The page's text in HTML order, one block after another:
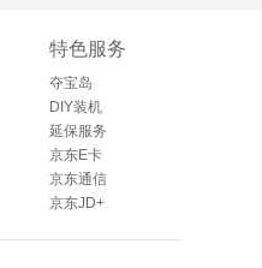
特色服务
夺宝岛
DIY装机
延保服务
京东E卡
京东通信
京东JD+